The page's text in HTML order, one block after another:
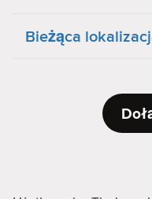
Bieżąca